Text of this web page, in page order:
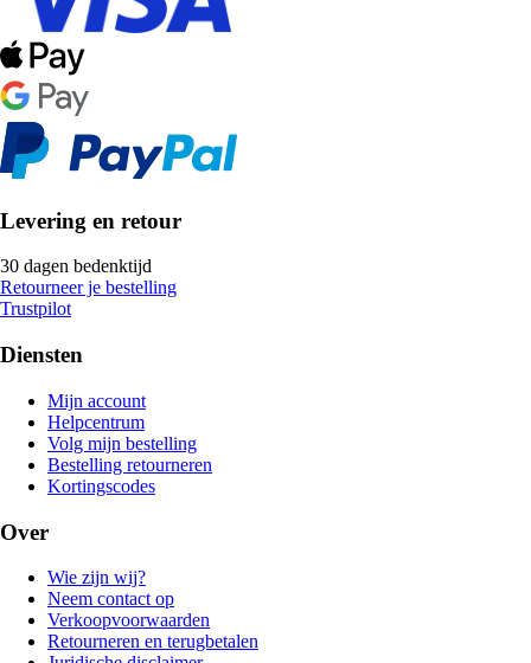
Levering en retour
30 dagen bedenktijd
Retourneer je bestelling
Trustpilot
Diensten
Mijn account
Helpcentrum
Volg mijn bestelling
Bestelling retourneren
Kortingscodes
Over
Wie zijn wij?
Neem contact op
Verkoopvoorwaarden
Retourneren en terugbetalen